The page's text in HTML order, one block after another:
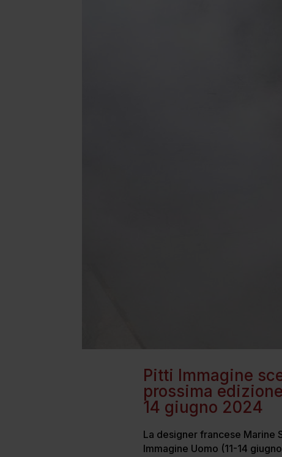
Pitti Immagine
prossima
14 giugno 2024
La designer francese Marine
Immagine Uomo (11-14